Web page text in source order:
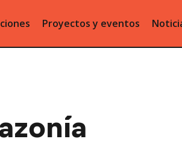
Proyectos y eventos